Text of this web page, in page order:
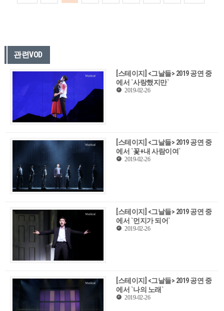
관련VOD
[스테이지] <그날들> 2019 공연 중
에서 `사랑했지만`
2019-02-26
[스테이지] <그날들> 2019 공연 중
에서 `꽃+내 사람이여`
2019-02-26
[스테이지] <그날들> 2019 공연 중
에서 `먼지가 되어`
2019-02-26
[스테이지] <그날들> 2019 공연 중
에서 `나의 노래`
2019-02-26